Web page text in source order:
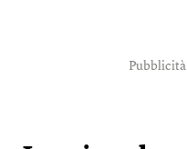
Pubblicità